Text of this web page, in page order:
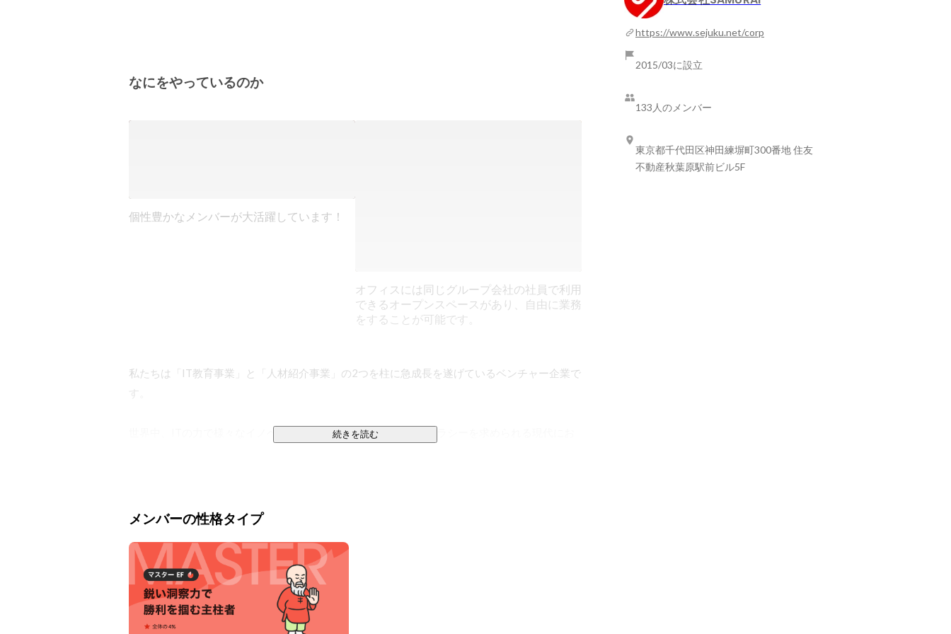
なにをやっているのか
個性豊かなメンバーが大活躍しています！
オフィスには同じグループ会社の社員で利用
できるオープンスペースがあり、自由に業務
をすることが可能です。
私たちは「IT教育事業」と「人材紹介事業」の2つを柱に急成長を遂げているベンチャー企業で
す。
世界中、ITの力で様々なイノベーションが起きています。ITリテラシーを求められる現代にお
は、一人ひとりの個人に対し、単なる求人紹介に留まらない伴走支援を徹底しています。教育
事業で培った「人の可能性を信じ、引き出す」ノウハウを活かし、今の経験に縛られず自律的
なキャリアを歩める社会を目指して、就職・転職の枠を超えた価値を提供しています。
＜主な事業概要＞
続きを読む
メンバーの性格タイプ
https://www.sejuku.net/corp
2015/03に設立
133人のメンバー
東京都千代田区神田練塀町300番地 住友
不動産秋葉原駅前ビル5F